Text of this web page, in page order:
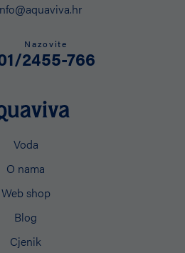
Nazovite
2455-766
Voda
O nama
Web shop
Blog
Cjenik